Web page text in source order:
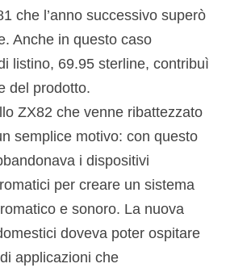
che l’anno successivo superò
Anche in questo caso
listino, 69.95 sterline, contribuì
del prodotto.
ZX82 che venne ribattezzato
semplice motivo: con questo
i dispositivi
per creare un sistema
e sonoro. La nuova
doveva poter ospitare
applicazioni che